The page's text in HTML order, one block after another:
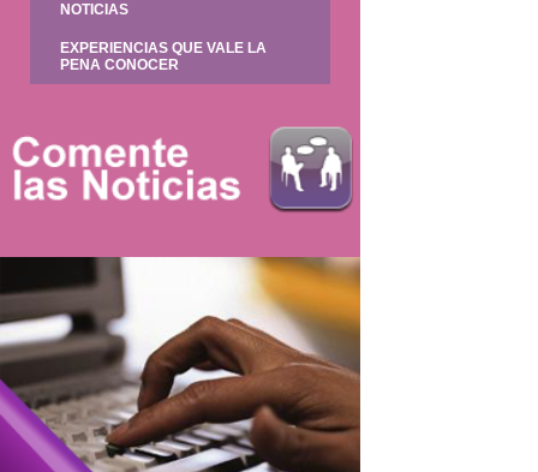
NOTICIAS
EXPERIENCIAS QUE VALE LA
PENA CONOCER